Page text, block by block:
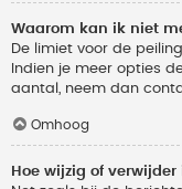
Waarom kan ik niet
De limiet voor de
Indien je meer opties
aantal, neem dan
Omhoog
Hoe wijzig of